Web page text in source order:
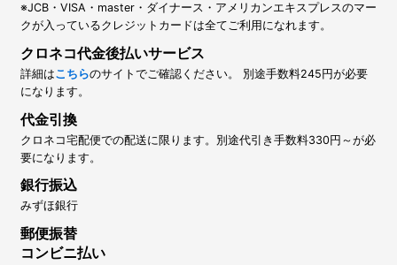
※JCB・VISA・master・ダイナース・アメリカンエキスプレスのマー
クが入っているクレジットカードは全てご利用になれます。
クロネコ代金後払いサービス
詳細はこちらのサイトでご確認ください。 別途手数料245円が必要
になります。
代金引換
クロネコ宅配便での配送に限ります。別途代引き手数料330円～が必
要になります。
銀行振込
みずほ銀行
郵便振替
コンビニ払い